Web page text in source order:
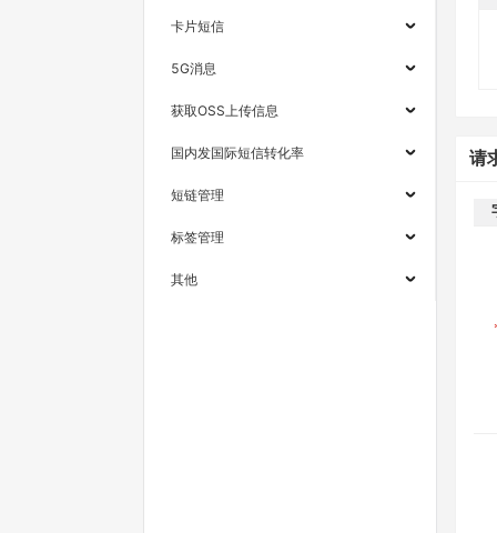
卡片短信
5G消息
获取OSS上传信息
国内发国际短信转化率
短链管理
标签管理
其他
请